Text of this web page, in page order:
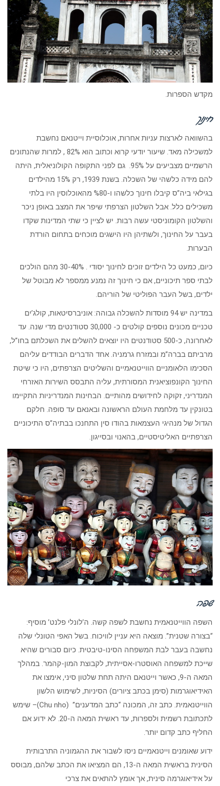
מקדש הספרות.
חינוך
בהשוואה לארצות עניות אחרות, אוכלוסיית וייטנאם נחשבת
למשכילה מאד. שיעור יודעי קרוא וכתוב הוא 82% , למרות שהנתונים
הרשמיים מצביעים על 95%. גם לפני התקופה הקולוניאלית, היתה
להם מידה כלשהי של השכלה. בשנת 1939, רק 15% מהילדים
בגילאי ביה”ס קיבלו חינוך כלשהו ו-%80 מהאוכלוסין היו בלתי
משכילים כלל. אבל השלטון הצרפתי שיפר את המצב באופן ניכר
והשלטון הקומוניסטי עשה רבות. יש לציין כי שתי המדינות שקדו
בעבר על החינוך, ולשתיהן היו הישגים מוכחים בתחום הורדת
הבערות.
כיום, כמעט כל הילדים זוכים לחינוך יסודי . 30-40% מהם הולכים
לבתי ספר תיכוניים, אם כי חינוך זה נמנע ממספר לא מבוטל של
ילדים, בשל העבר הפוליטי של הוריהם.
במדינה יש 94 מוסדות להשכלה גבוהה: אוניברסיטאות, קולג’ים
טכניים מכונים נוספים קולטים כ- 30,000 סטודנטים מדי שנה. עד
לאחרונה, כ-500 סטודנטים היו יוצאים להשלים את השכלתם בחו”ל,
מרביתם בברה”מ ובמזרח גרמניה. אחד הדברים הבודדים עליהם
הסכימו הלאומניים הווייטנאמיים והשליטים הצרפתים, היו כי שיטת
החינוך הקונפוציאנית המסורתית, עליה התבסס השירות האזרחי
המנדריני, זקוקה לחידושים מהותיים. הבחינות המנדריניות התקיימו
בטונקין עד מלחמת העולם הראשונה ובאנאם עד סופה. חלקם
הגדול של מנהיגי העצמאות בהודו סין התחנכו בבתיה”ס התיכוניים
הצרפתיים האליטיסטיים, בהאנוי ובסייגון.
שפה
השפה הווייטנאמית נחשבת לשפה קשה. ה’לונלי פלנט’ מוסיף:
“בצורה שטנית”. מוצאה היא עניין לוויכוח. בשל האפי הטונלי שלה
נחשבה בעבר לבת המשפחה הסינו-טיבטית. כיום סבורים שהיא
שייכת למשפחה האוסטרו-אסייתית, לקבוצת המון-קהמר. במהלך
המאה ה-9, כאשר וייטנאם היתה תחת שלטון סיני, אימצו את
האידיאוגרמות (סימן בכתב ציורים) הסיניות, לשימוש הלשון
הווייטנאמית. כתב זה, המכונה “כתב המדענים” (Chu nho)– שימש
לתכתובת רשמית ולספרות, עד ראשית המאה ה-20. לא ידוע אם
החליף כתב קדום יותר.
ידוע שאומנים וייטנאמיים ניסו לשבור את ההגמוניה התרבותית
הסינית בראשית המאה ה-13, הם המציאו את הכתב שלהם, מבוסס
על אידיאוגרמה סינית, אך אומץ להתאים את צרכי